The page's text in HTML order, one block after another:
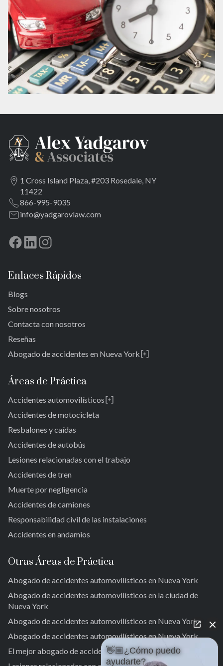
1 Cross Island Plaza, #203 Rosedale, NY
11422
866-995-9035
info@yadgarovlaw.com
Enlaces Rápidos
Blogs
Sobre nosotros
Contacta con nosotros
Reseñas
Abogado de accidentes en Nueva York
Brooklyn
New York 10038
Áreas de Práctica
Accidentes automovilísticos
Alturas de Cambria
San Albano
Jamaica
Rockaway lejana
Brookville
Warnerville
Accidentes de motocicleta
Resbalones y caídas
Accidentes de autobús
Lesiones relacionadas con el trabajo
Accidentes de tren
Muerte por negligencia
Accidentes de camiones
Responsabilidad civil de las instalaciones
Accidentes en andamios
Otras Áreas de Práctica
Abogado de accidentes automovilísticos en Nueva York
Abogado de accidentes automovilísticos en la ciudad de
Nueva York
Abogado de accidentes automovilísticos en Nueva York
Abogado de accidentes automovilísticos en Nueva York
El mejor abogado de accidentes de tráfico en Nueva York.
👋🏼¿Cómo puedo
ayudarte?